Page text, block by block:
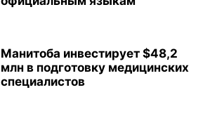
Манитоба инвестирует $48,2
млн в подготовку медицинских
специалистов